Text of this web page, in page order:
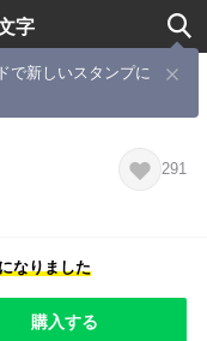
字
で新しいスタンプに
つえもじ
291
なりました
購入する